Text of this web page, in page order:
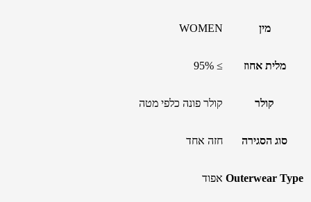
מין WOMEN
מלית אחוז ≥ 95%
קולר קולר פונה כלפי מטה
סוג הסגירה חזה אחד
Outerwear Type אפוד